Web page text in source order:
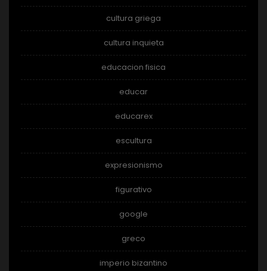
cultura griega
cultura inquieta
educacion fisica
educar
educarex
escultura
expresionismo
figurativo
google
greco
imperio bizantino